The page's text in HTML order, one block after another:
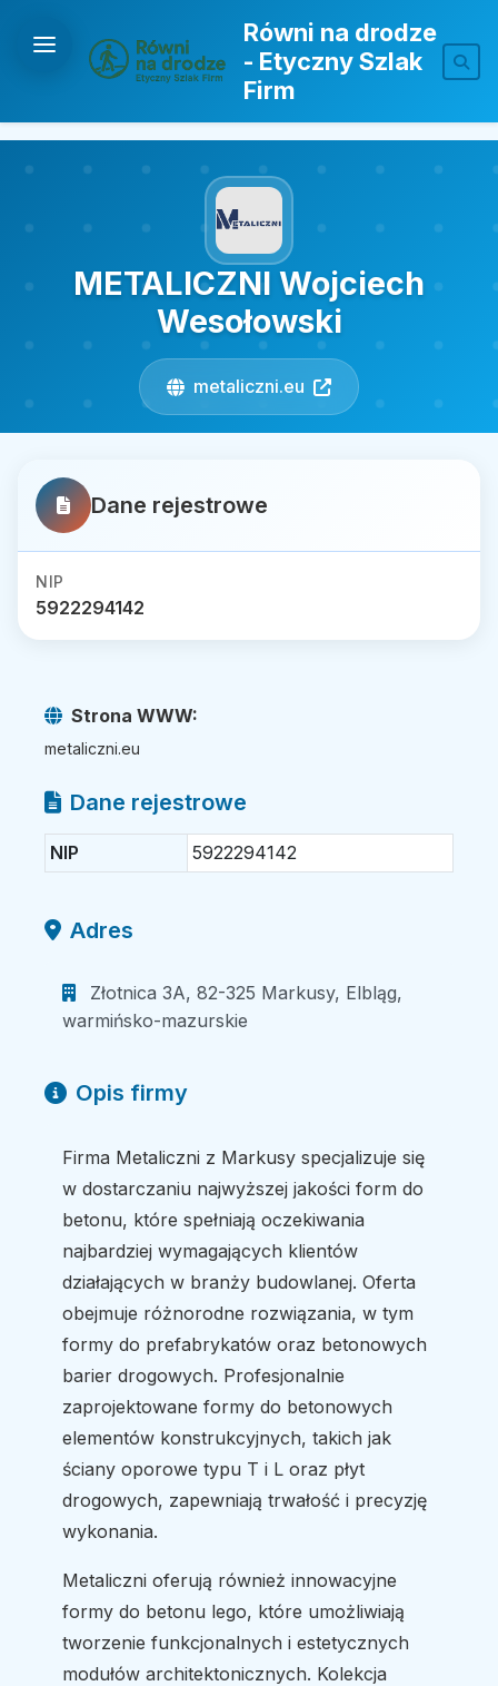
Równi na drodze
- Etyczny Szlak
Firm
METALICZNI Wojciech
Wesołowski
metaliczni.eu
Dane rejestrowe
NIP
5922294142
Strona WWW:
metaliczni.eu
Dane rejestrowe
NIP 5922294142
Adres
Złotnica 3A, 82-325 Markusy, Elbląg,
warmińsko-mazurskie
Opis firmy
Firma Metaliczni z Markusy specjalizuje się
w dostarczaniu najwyższej jakości form do
betonu, które spełniają oczekiwania
najbardziej wymagających klientów
działających w branży budowlanej. Oferta
obejmuje różnorodne rozwiązania, w tym
formy do prefabrykatów oraz betonowych
barier drogowych. Profesjonalnie
zaprojektowane formy do betonowych
elementów konstrukcyjnych, takich jak
ściany oporowe typu T i L oraz płyt
drogowych, zapewniają trwałość i precyzję
wykonania.
Metaliczni oferują również innowacyjne
formy do betonu lego, które umożliwiają
tworzenie funkcjonalnych i estetycznych
modułów architektonicznych. Kolekcja